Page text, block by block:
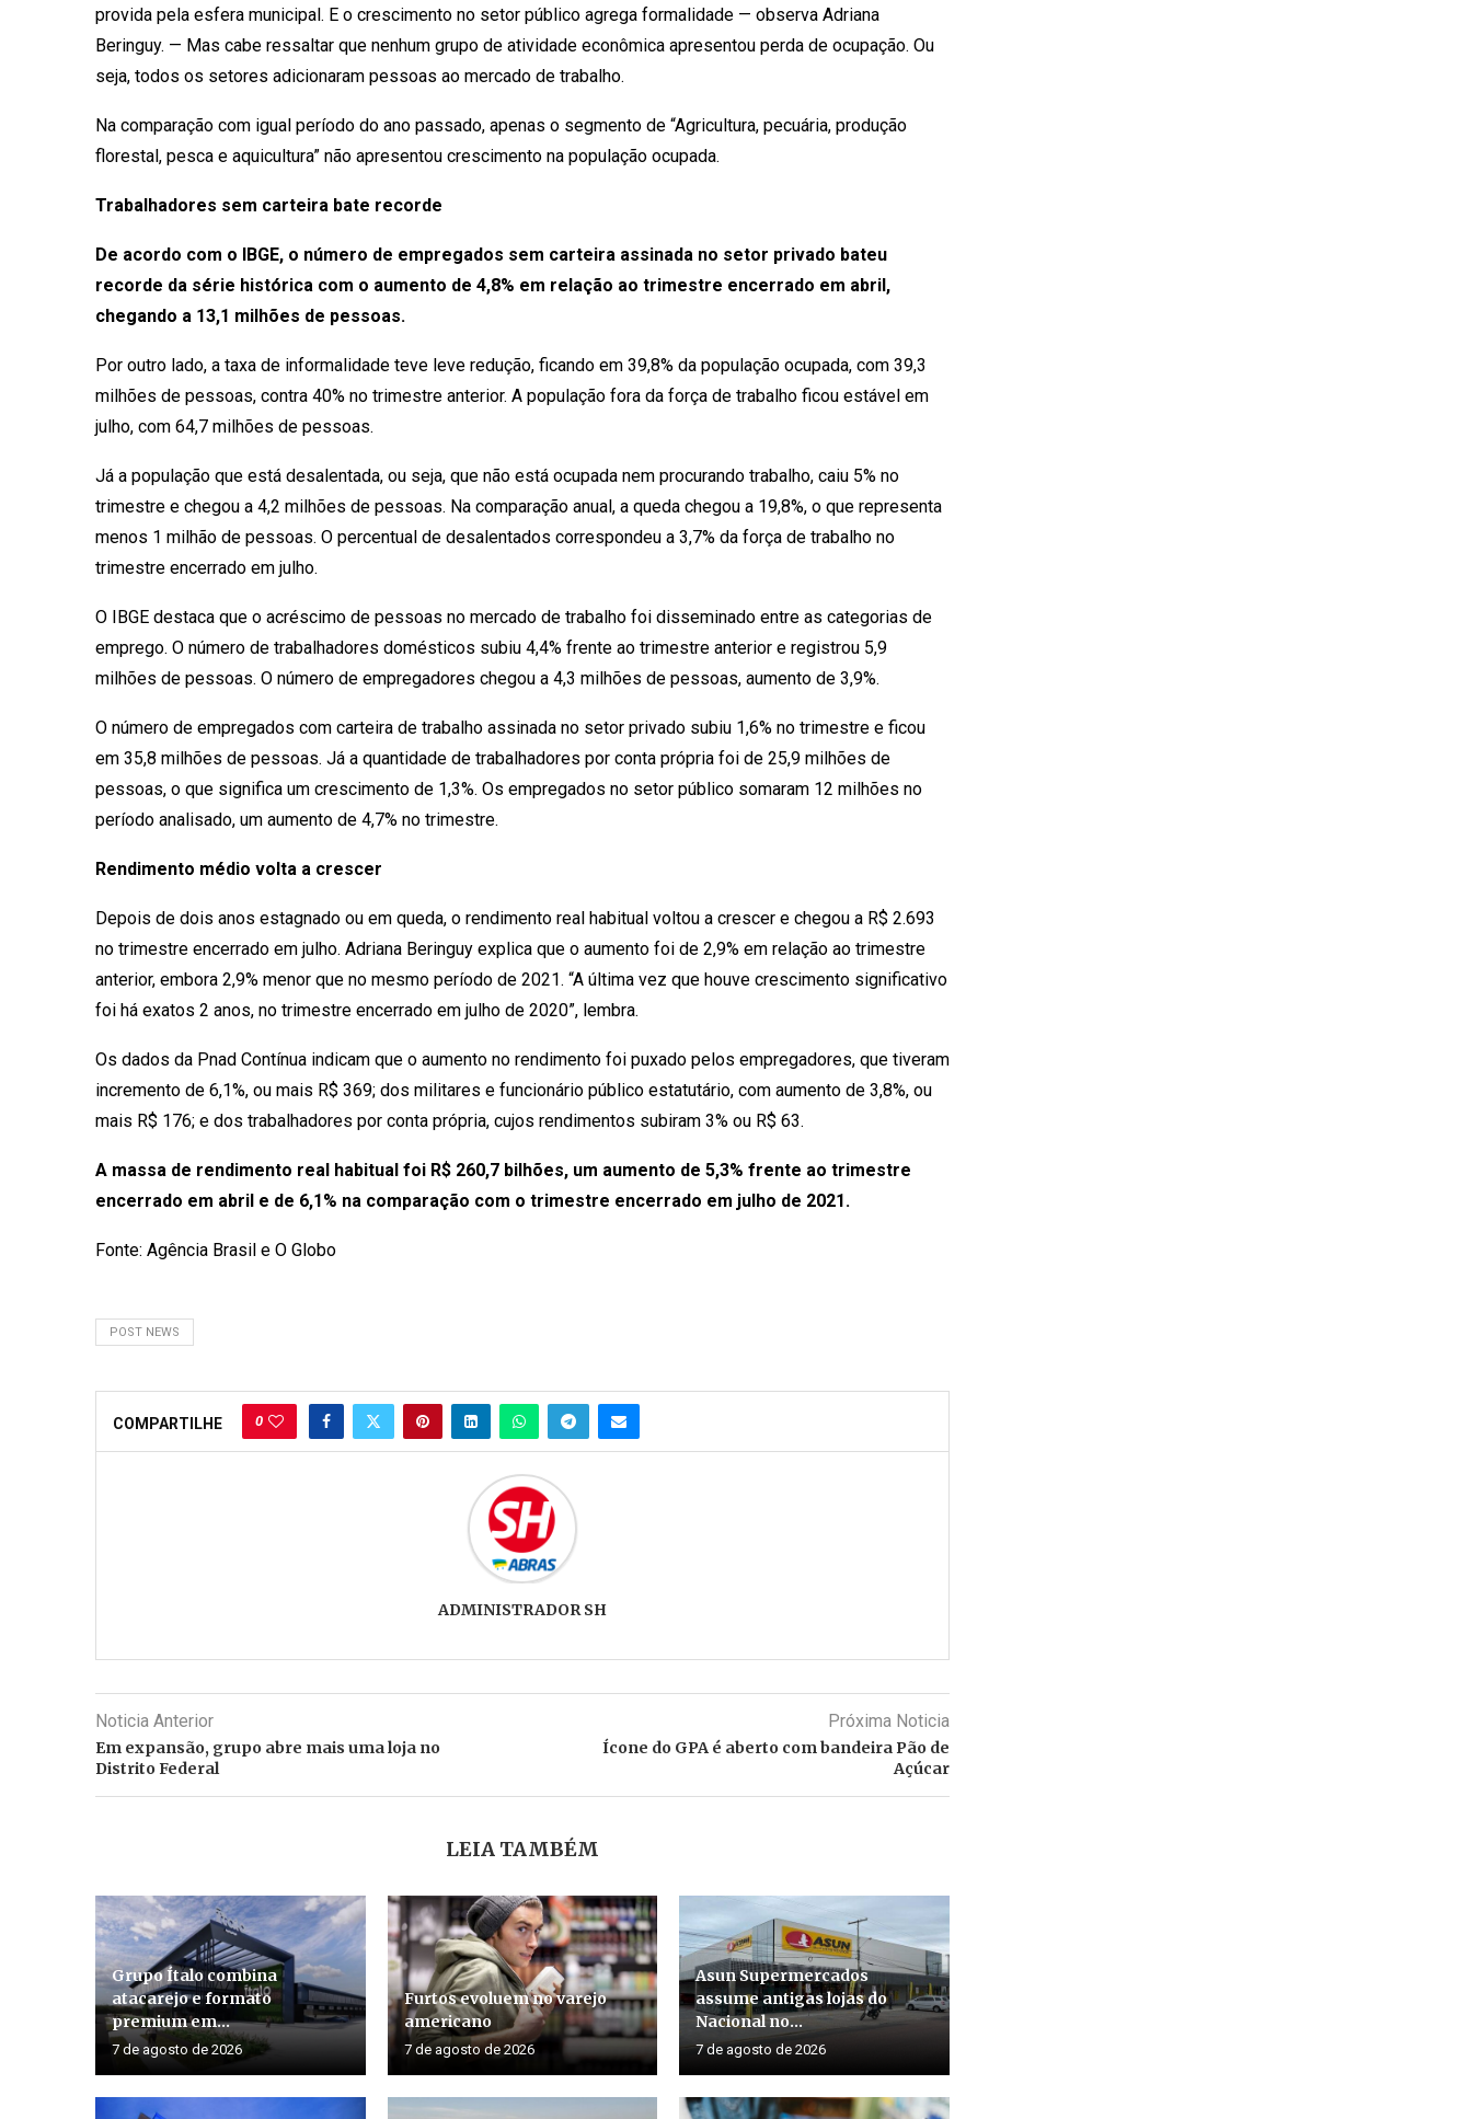
provida pela esfera municipal. E o crescimento no setor público agrega formalidade — observa Adriana
Beringuy. — Mas cabe ressaltar que nenhum grupo de atividade econômica apresentou perda de ocupação. Ou
seja, todos os setores adicionaram pessoas ao mercado de trabalho.
Na comparação com igual período do ano passado, apenas o segmento de “Agricultura, pecuária, produção
florestal, pesca e aquicultura” não apresentou crescimento na população ocupada.
Trabalhadores sem carteira bate recorde
De acordo com o IBGE, o número de empregados sem carteira assinada no setor privado bateu
recorde da série histórica com o aumento de 4,8% em relação ao trimestre encerrado em abril,
chegando a 13,1 milhões de pessoas.
Por outro lado, a taxa de informalidade teve leve redução, ficando em 39,8% da população ocupada, com 39,3
milhões de pessoas, contra 40% no trimestre anterior. A população fora da força de trabalho ficou estável em
julho, com 64,7 milhões de pessoas.
Já a população que está desalentada, ou seja, que não está ocupada nem procurando trabalho, caiu 5% no
trimestre e chegou a 4,2 milhões de pessoas. Na comparação anual, a queda chegou a 19,8%, o que representa
menos 1 milhão de pessoas. O percentual de desalentados correspondeu a 3,7% da força de trabalho no
trimestre encerrado em julho.
O IBGE destaca que o acréscimo de pessoas no mercado de trabalho foi disseminado entre as categorias de
emprego. O número de trabalhadores domésticos subiu 4,4% frente ao trimestre anterior e registrou 5,9
milhões de pessoas. O número de empregadores chegou a 4,3 milhões de pessoas, aumento de 3,9%.
O número de empregados com carteira de trabalho assinada no setor privado subiu 1,6% no trimestre e ficou
em 35,8 milhões de pessoas. Já a quantidade de trabalhadores por conta própria foi de 25,9 milhões de
pessoas, o que significa um crescimento de 1,3%. Os empregados no setor público somaram 12 milhões no
período analisado, um aumento de 4,7% no trimestre.
Rendimento médio volta a crescer
Depois de dois anos estagnado ou em queda, o rendimento real habitual voltou a crescer e chegou a R$ 2.693
no trimestre encerrado em julho. Adriana Beringuy explica que o aumento foi de 2,9% em relação ao trimestre
anterior, embora 2,9% menor que no mesmo período de 2021. “A última vez que houve crescimento significativo
foi há exatos 2 anos, no trimestre encerrado em julho de 2020”, lembra.
Os dados da Pnad Contínua indicam que o aumento no rendimento foi puxado pelos empregadores, que tiveram
incremento de 6,1%, ou mais R$ 369; dos militares e funcionário público estatutário, com aumento de 3,8%, ou
mais R$ 176; e dos trabalhadores por conta própria, cujos rendimentos subiram 3% ou R$ 63.
A massa de rendimento real habitual foi R$ 260,7 bilhões, um aumento de 5,3% frente ao trimestre
encerrado em abril e de 6,1% na comparação com o trimestre encerrado em julho de 2021.
Fonte: Agência Brasil e O Globo
POST NEWS
COMPARTILHE 0
ADMINISTRADOR SH
Noticia Anterior
Em expansão, grupo abre mais uma loja no
Distrito Federal
Próxima Noticia
Ícone do GPA é aberto com bandeira Pão de
Açúcar
LEIA TAMBÉM
Grupo Ítalo combina
atacarejo e formato
premium em...
7 de agosto de 2026
Furtos evoluem no varejo
americano
7 de agosto de 2026
Asun Supermercados
assume antigas lojas do
Nacional no...
7 de agosto de 2026